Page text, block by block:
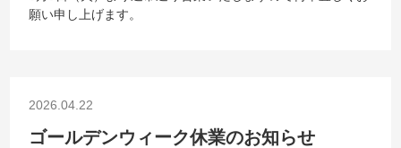
願い申し上げます。
2026.04.22
ゴールデンウィーク休業のお知らせ